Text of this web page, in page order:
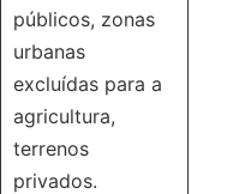
públicos, zonas
urbanas
excluídas para a
agricultura,
terrenos
privados.